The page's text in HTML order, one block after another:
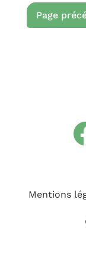
Mentions